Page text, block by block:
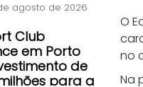
agosto de 2026
Club
em Porto
de
para a
O
no
Na